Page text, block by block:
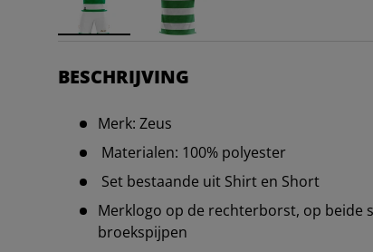
BESCHRIJVING
Merk: Zeus
Materialen: 100% polyester
Set bestaande uit Shirt en Short
Merklogo op de rechterborst, op beide
broekspijpen